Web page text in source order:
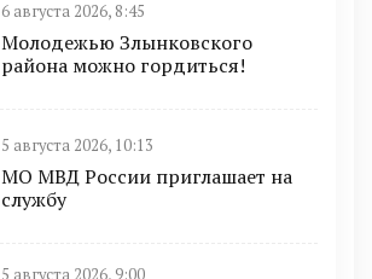
6 августа 2026, 8:45
Молодежью Злынковского
района можно гордиться!
5 августа 2026, 10:13
МО МВД России приглашает на
службу